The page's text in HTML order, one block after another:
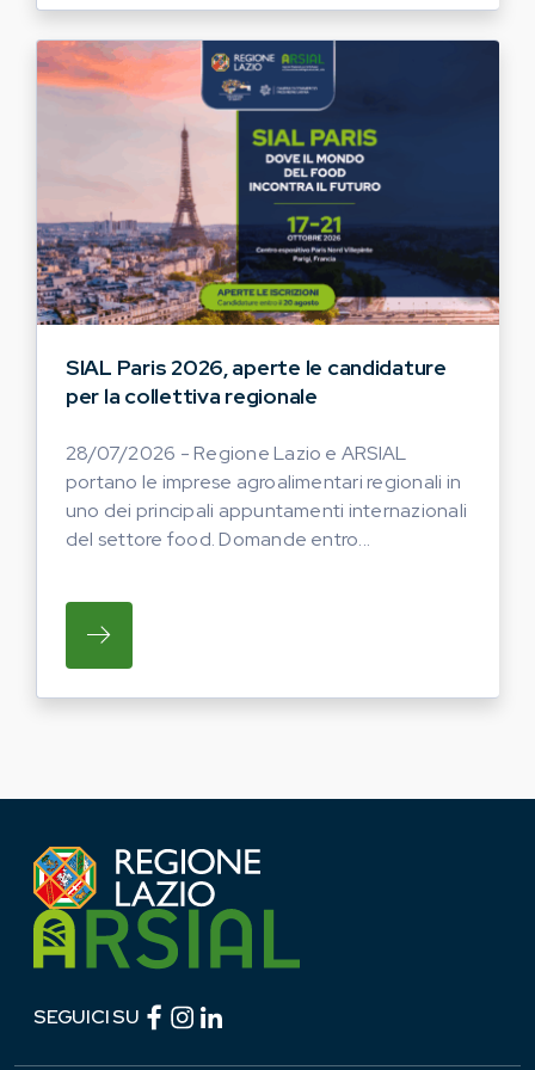
SIAL Paris 2026, aperte le candidature
per la collettiva regionale
28/07/2026 - Regione Lazio e ARSIAL
portano le imprese agroalimentari regionali in
uno dei principali appuntamenti internazionali
del settore food. Domande entro...
SU REGIONE LAZIO E ARSIAL PORTANO
SEGUICI SU Facebook (link esterno)
Instagram (link esterno)